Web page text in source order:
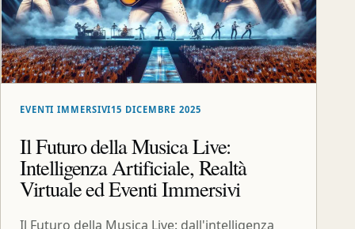
EVENTI IMMERSIVI15 DICEMBRE 2025
Il Futuro della Musica Live:
Intelligenza Artificiale, Realtà
Virtuale ed Eventi Immersivi
Il Futuro della Musica Live: dall'intelligenza